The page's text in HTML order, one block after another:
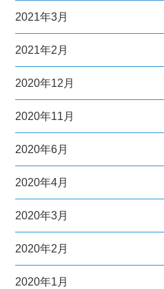
2021年3月
2021年2月
2020年12月
2020年11月
2020年6月
2020年4月
2020年3月
2020年2月
2020年1月